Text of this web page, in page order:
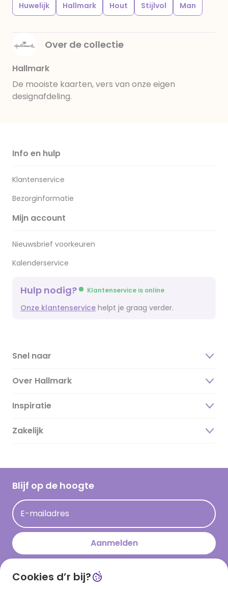
Huwelijk Hallmark Hout Stijlvol Man
Over de collectie
Hallmark
De mooiste kaarten, vers van onze eigen
designafdeling.
Info en hulp
Klantenservice
Bezorginformatie
Mijn account
Nieuwsbrief voorkeuren
Kalenderservice
Hulp nodig? Klantenservice is online
Onze klantenservice helpt je graag verder.
Snel naar
Over Hallmark
Over ons
Duurzaamheid
Hallmark Kaartclub
Acties
Persberichten
Hallmark en Kinderpostzegels
Inspiratie
Magazine
Cadeau inspiratie
Kaartinspiratie
Zakelijk
Blijf op de hoogte
E-mailadres
Aanmelden
Download onze app
Cookies d’r bij?